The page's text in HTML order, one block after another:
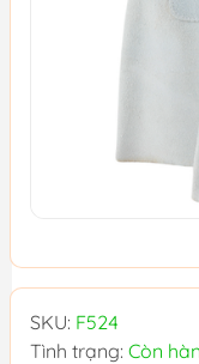
SKU: F524
Tình trạng: Còn